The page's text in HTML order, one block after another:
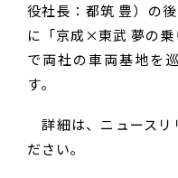
役社長：都筑 豊）の
に「京成×東武 夢の乗
で両社の車両基地を
す。
詳細は、ニュースリ
ださい。